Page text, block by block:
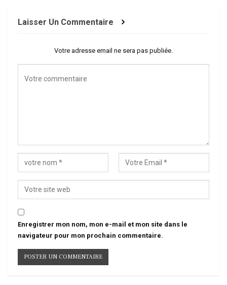
Laisser Un Commentaire
Votre adresse email ne sera pas publiée.
Enregistrer mon nom, mon e-mail et mon site dans le
navigateur pour mon prochain commentaire.